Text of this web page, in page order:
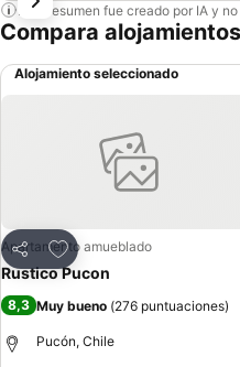
Este resumen fue creado por IA y
Compara
Alojamiento seleccionado
Compartir
Agregar a favoritos
Apartamento amueblado
Rustico Pucon
8,3 Muy bueno (276 puntuaciones)
Pucón, Chile